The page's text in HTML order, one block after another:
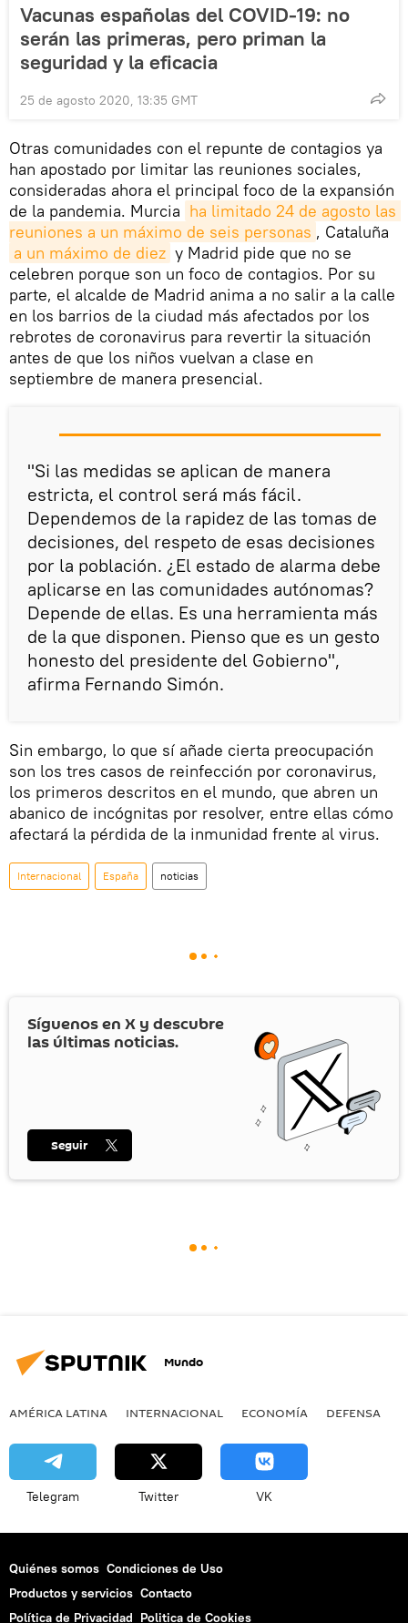
Vacunas españolas del COVID-19: no
serán las primeras, pero priman la
seguridad y la eficacia
25 de agosto 2020, 13:35 GMT
Otras comunidades con el repunte de contagios ya
han apostado por limitar las reuniones sociales,
consideradas ahora el principal foco de la expansión
de la pandemia. Murcia ha limitado 24 de agosto las
reuniones a un máximo de seis personas , Cataluña
a un máximo de diez y Madrid pide que no se
celebren porque son un foco de contagios. Por su
parte, el alcalde de Madrid anima a no salir a la calle
en los barrios de la ciudad más afectados por los
rebrotes de coronavirus para revertir la situación
antes de que los niños vuelvan a clase en
septiembre de manera presencial.
"Si las medidas se aplican de manera
estricta, el control será más fácil.
Dependemos de la rapidez de las tomas de
decisiones, del respeto de esas decisiones
por la población. ¿El estado de alarma debe
aplicarse en las comunidades autónomas?
Depende de ellas. Es una herramienta más
de la que disponen. Pienso que es un gesto
honesto del presidente del Gobierno",
afirma Fernando Simón.
Sin embargo, lo que sí añade cierta preocupación
son los tres casos de reinfección por coronavirus,
los primeros descritos en el mundo, que abren un
abanico de incógnitas por resolver, entre ellas cómo
afectará la pérdida de la inmunidad frente al virus.
Internacional España noticias
Síguenos en X y descubre
las últimas noticias.
Seguir
Mundo
AMÉRICA LATINA INTERNACIONAL ECONOMÍA DEFENSA
Telegram Twitter VK
Quiénes somos Condiciones de Uso
Productos y servicios Contacto
Política de Privacidad Politica de Cookies